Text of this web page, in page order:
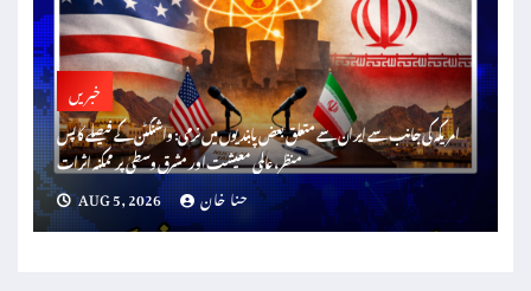
خبریں
امریکہ کی جانب سے ایران سے متعلق بعض پابندیوں میں نرمی: واشنگٹن کے فیصلے کا پس
منظر، عالمی معیشت اور مشرق وسطیٰ پر ممکنہ اثرات
AUG 5, 2026
حنا خان